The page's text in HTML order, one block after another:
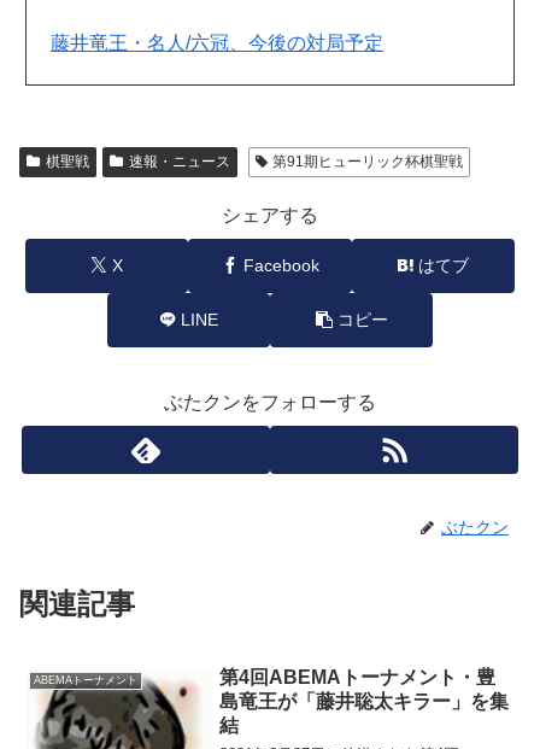
藤井竜王・名人/六冠、今後の対局予定
棋聖戦 速報・ニュース 第91期ヒューリック杯棋聖戦
シェアする
X Facebook はてブ
LINE コピー
ぶたクンをフォローする
ぶたクン
関連記事
ABEMAトーナメント
第4回ABEMAトーナメント・豊
島竜王が「藤井聡太キラー」を集
結